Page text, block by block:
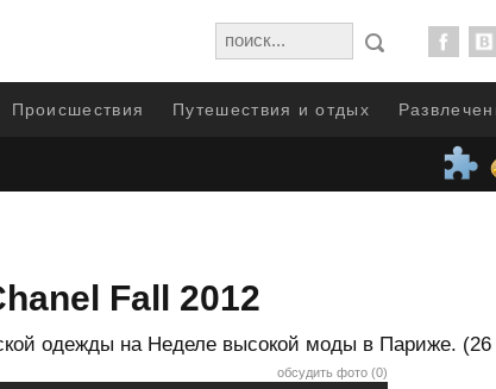
Происшествия Путешествия и отдых
Fall 2012
одежды на Неделе высокой моды в Париже.
обсудить фото (0)